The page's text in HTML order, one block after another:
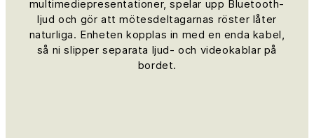
multimediepresentationer, spelar upp Bluetooth-
ljud och gör att mötesdeltagarnas röster låter
naturliga. Enheten kopplas in med en enda kabel,
så ni slipper separata ljud- och videokablar på
bordet.